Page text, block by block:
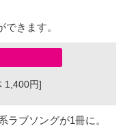
きます。
円]
ラブソングが1冊に。